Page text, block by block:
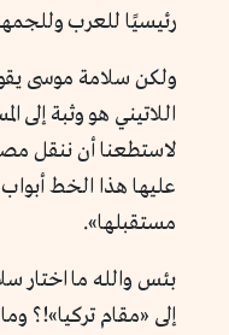
رئيسيًا للعرب
ولكن سلامة موسى
اللاتيني هو وثبة إلى
لاستطعنا أن ننقل
عليها هذا الخط
مستقبلها».
بئس والله ما اختار
إلى «مقام تركيا»!؟